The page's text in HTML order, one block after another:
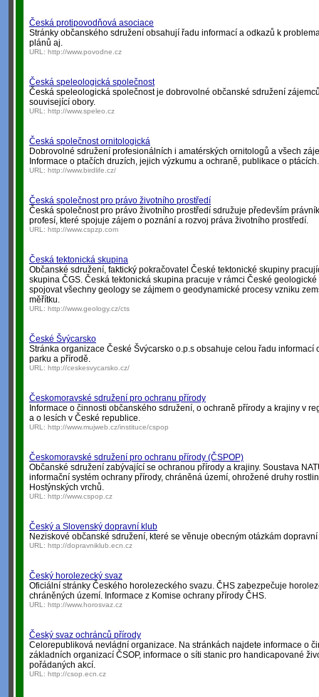
Česká protipovodňová asociace
Stránky občanského sdružení obsahují řadu informací a odkazů k
plánů aj.
URL: http://www.povodne.cz
Česká speleologická společnost
Česká speleologická společnost je dobrovolné občanské sdružení
související obory.
URL: http://www.speleo.cz
Česká společnost ornitologická
Dobrovolné sdružení profesionálních i amatérských ornitologů a všech
Informace o ptačích druzích, jejich výzkumu a ochraně, publikace o ptácích.
URL: http://www.birdlife.cz/
Česká společnost pro právo životního prostředí
Česká společnost pro právo životního prostředí sdružuje především
profesí, které spojuje zájem o poznání a rozvoj práva životního prostředí.
URL: http://www.cspzp.com
Česká tektonická skupina
Občanské sdružení, faktický pokračovatel České tektonické skupiny
skupina ČGS. Česká tektonická skupina pracuje v rámci České
spojovat všechny geology se zájmem o geodynamické procesy vzniku
měřítku.
URL: http://www.geology.cz/cts
České Švýcarsko
Stránka organizace České Švýcarsko o.p.s obsahuje celou řadu informací
parku a přírodě.
URL: http://ceskesvycarsko.cz/
Českomoravské sdružení pro ochranu přírody
Informace o činnosti občanského sdružení, o ochraně přírody a krajiny v
a o lesích v České republice.
URL: http://www.mujweb.cz/instituce/cspop
Českomoravské sdružení pro ochranu přírody (ČSPOP)
Občanské sdružení zabývající se ochranou přírody a krajiny. Soustava
informační systém ochrany přírody, chráněná území, ohrožené druhy
Hostýnských vrchů.
URL: http://www.cspop.cz
Český a Slovenský dopravní klub
Neziskové občanské sdružení, které se věnuje obecným otázkám
URL: http://dopravniklub.ecn.cz
Český horolezecký svaz
Oficiální stránky Českého horolezeckého svazu. ČHS zabezpečuje
chráněných území. Informace z Komise ochrany přírody ČHS.
URL: http://www.horosvaz.cz
Český svaz ochránců přírody
Celorepubliková nevládní organizace. Na stránkách najdete informace o
základních organizací ČSOP, informace o síti stanic pro handicapované
pořádaných akcí.
URL: http://csop.ecn.cz